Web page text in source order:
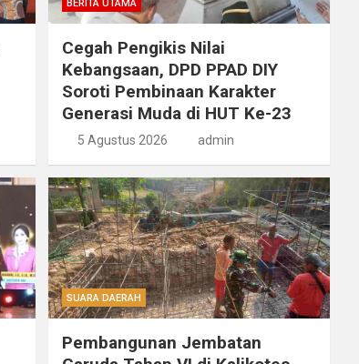
BERITA UTAMA
Cegah Pengikis Nilai
Kebangsaan, DPD PPAD DIY
Soroti Pembinaan Karakter
Generasi Muda di HUT Ke-23
5 Agustus 2026 admin
SUARA DAERAH
Pembangunan Jembatan